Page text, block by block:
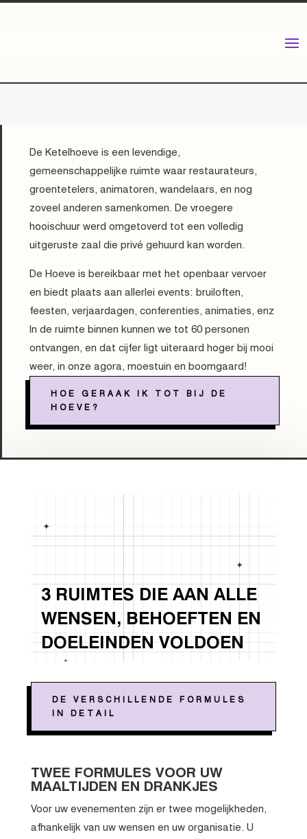
De Ketelhoeve is een levendige,
gemeenschappelijke ruimte waar restaurateurs,
groentetelers, animatoren, wandelaars, en nog
zoveel anderen samenkomen. De vroegere
hooischuur werd omgetoverd tot een volledig
uitgeruste zaal die privé gehuurd kan worden.
De Hoeve is bereikbaar met het openbaar vervoer
en biedt plaats aan allerlei events: bruiloften,
feesten, verjaardagen, conferenties, animaties, enz
In de ruimte binnen kunnen we tot 60 personen
ontvangen, en dat cijfer ligt uiteraard hoger bij mooi
weer, in onze agora, moestuin en boomgaard!
HOE GERAAK IK TOT BIJ DE
HOEVE?
3 RUIMTES DIE AAN ALLE
WENSEN, BEHOEFTEN EN
DOELEINDEN VOLDOEN
DE VERSCHILLENDE FORMULES
IN DETAIL
TWEE FORMULES VOOR UW
MAALTIJDEN EN DRANKJES
Voor uw evenementen zijn er twee mogelijkheden,
afhankelijk van uw wensen en uw organisatie. U